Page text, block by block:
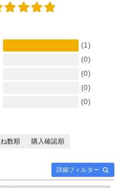
(1)
(0)
(0)
(0)
(0)
詳細フィルター
数順
購入確認順